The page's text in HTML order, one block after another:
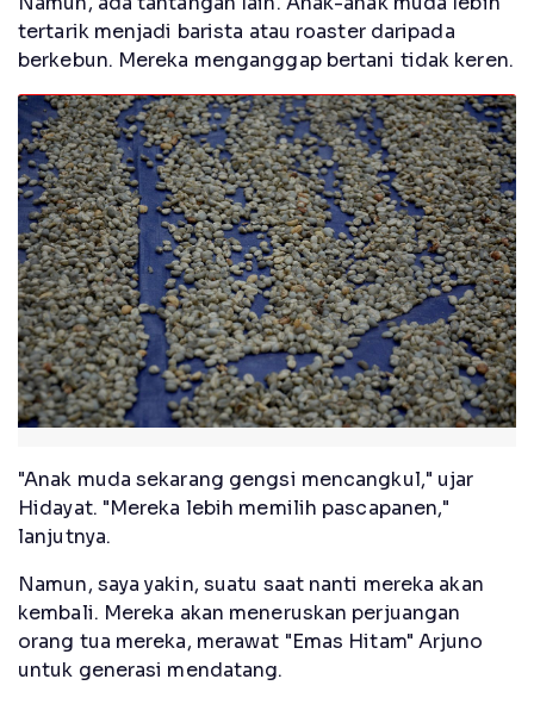
tertarik menjadi barista atau roaster daripada
berkebun. Mereka menganggap bertani tidak keren.
"Anak muda sekarang gengsi mencangkul," ujar
Hidayat. "Mereka lebih memilih pascapanen,"
lanjutnya.
Namun, saya yakin, suatu saat nanti mereka akan
kembali. Mereka akan meneruskan perjuangan
orang tua mereka, merawat "Emas Hitam" Arjuno
untuk generasi mendatang.